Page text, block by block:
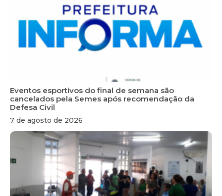
Eventos esportivos do final de semana são
cancelados pela Semes após recomendação da
Defesa Civil
7 de agosto de 2026